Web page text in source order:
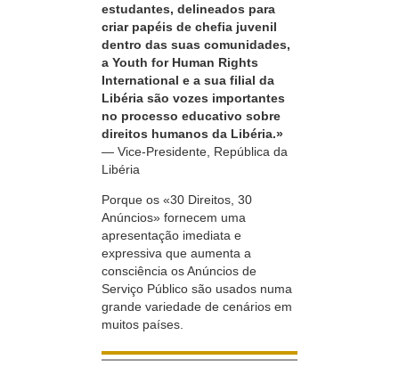
estudantes, delineados para
criar papéis de chefia juvenil
dentro das suas comunidades,
a Youth for Human Rights
International e a sua filial da
Libéria são vozes importantes
no processo educativo sobre
direitos humanos da Libéria.»
— Vice-Presidente , República da
Libéria
Porque os «30 Direitos, 30
Anúncios» fornecem uma
apresentação imediata e
expressiva que aumenta a
consciência os Anúncios de
Serviço Público são usados numa
grande variedade de cenários em
muitos países.